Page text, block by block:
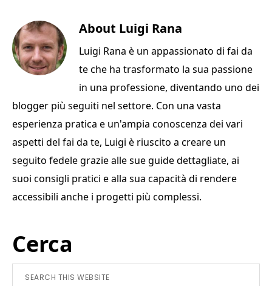
c
e
b
o
k
te
r
re
st
l di
vi
di
About Luigi Rana
Luigi Rana è un appassionato di fai da
te che ha trasformato la sua passione
in una professione, diventando uno dei
blogger più seguiti nel settore. Con una vasta
esperienza pratica e un'ampia conoscenza dei vari
aspetti del fai da te, Luigi è riuscito a creare un
seguito fedele grazie alle sue guide dettagliate, ai
suoi consigli pratici e alla sua capacità di rendere
accessibili anche i progetti più complessi.
Primary
Sidebar
Cerca
Search